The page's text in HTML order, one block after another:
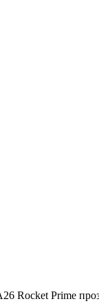
Rocket Prime